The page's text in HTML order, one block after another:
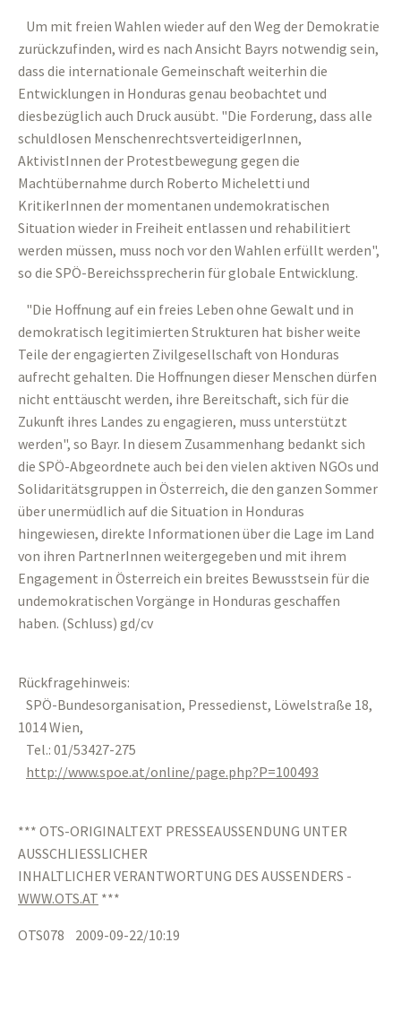
Um mit freien Wahlen wieder auf den Weg der Demokratie
zurückzufinden, wird es nach Ansicht Bayrs notwendig sein,
dass die internationale Gemeinschaft weiterhin die
Entwicklungen in Honduras genau beobachtet und
diesbezüglich auch Druck ausübt. "Die Forderung, dass alle
schuldlosen MenschenrechtsverteidigerInnen,
AktivistInnen der Protestbewegung gegen die
Machtübernahme durch Roberto Micheletti und
KritikerInnen der momentanen undemokratischen
Situation wieder in Freiheit entlassen und rehabilitiert
werden müssen, muss noch vor den Wahlen erfüllt werden",
so die SPÖ-Bereichssprecherin für globale Entwicklung.
"Die Hoffnung auf ein freies Leben ohne Gewalt und in
demokratisch legitimierten Strukturen hat bisher weite
Teile der engagierten Zivilgesellschaft von Honduras
aufrecht gehalten. Die Hoffnungen dieser Menschen dürfen
nicht enttäuscht werden, ihre Bereitschaft, sich für die
Zukunft ihres Landes zu engagieren, muss unterstützt
werden", so Bayr. In diesem Zusammenhang bedankt sich
die SPÖ-Abgeordnete auch bei den vielen aktiven NGOs und
Solidaritätsgruppen in Österreich, die den ganzen Sommer
über unermüdlich auf die Situation in Honduras
hingewiesen, direkte Informationen über die Lage im Land
von ihren PartnerInnen weitergegeben und mit ihrem
Engagement in Österreich ein breites Bewusstsein für die
undemokratischen Vorgänge in Honduras geschaffen
haben. (Schluss) gd/cv
Rückfragehinweis:
SPÖ-Bundesorganisation, Pressedienst, Löwelstraße 18,
1014 Wien,
Tel.: 01/53427-275
http://www.spoe.at/online/page.php?P=100493
*** OTS-ORIGINALTEXT PRESSEAUSSENDUNG UNTER
AUSSCHLIESSLICHER
INHALTLICHER VERANTWORTUNG DES AUSSENDERS -
WWW.OTS.AT ***
OTS078 2009-09-22/10:19